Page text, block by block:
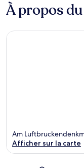
À propos
Am
Afficher sur la carte